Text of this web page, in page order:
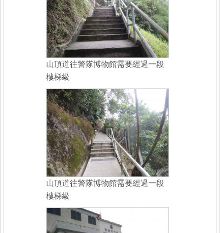
山頂道往警隊博物館需要經過一段
樓梯級
山頂道往警隊博物館需要經過一段
樓梯級